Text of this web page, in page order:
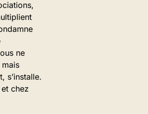
ne
s’installe.
chez